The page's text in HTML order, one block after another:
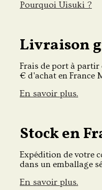
Pourquoi Uisuki ?
Livraison
Frais de port à partir
€ d'achat en France
En savoir plus.
Stock en
Expédition de votre
dans un emballage
En savoir plus.